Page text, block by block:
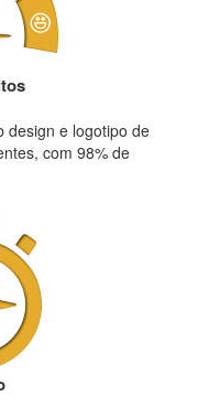
design e logotipo de
com 98% de